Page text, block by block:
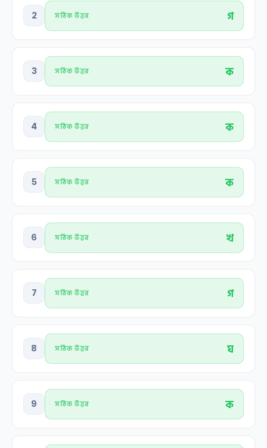
2 সঠিক উত্তর গ
3 সঠিক উত্তর ক
4 সঠিক উত্তর ক
5 সঠিক উত্তর ক
6 সঠিক উত্তর খ
7 সঠিক উত্তর গ
8 সঠিক উত্তর ঘ
9 সঠিক উত্তর ক